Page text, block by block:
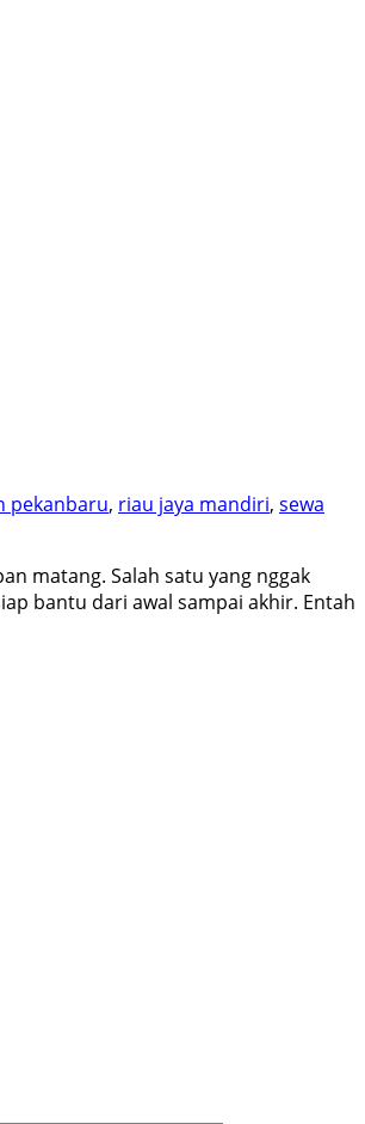
pekanbaru, riau jaya mandiri, sewa
matang. Salah satu yang nggak
bantu dari awal sampai akhir. Entah